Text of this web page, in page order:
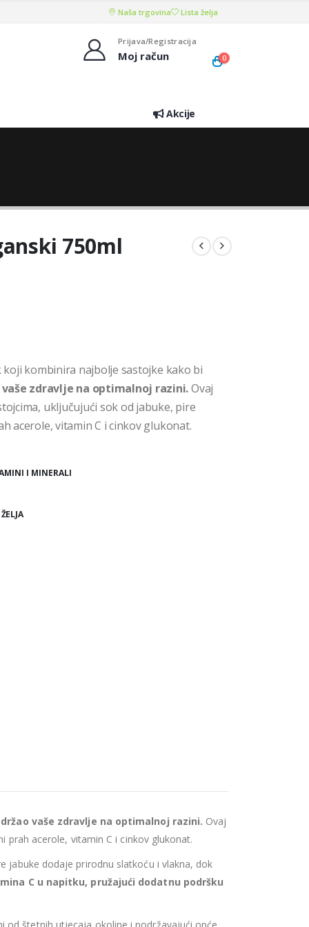
Naša trgovina Lista želja
Prijava/Registracija
Moj račun 0
Akcije
750ml
kombinira najbolje sastojke kako bi
zdravlje na optimalnoj razini.Ovaj
uključujući sok od jabuke, pire
acerole, vitamin C i cinkov glukonat.
I MINERALI
vaše zdravlje na optimalnoj razini. Ovaj
acerole, vitamin C i cinkov glukonat.
jabuke dodaje prirodnu slatkoću i vlakna, dok
C u napitku, pružajući dodatnu podršku
od štetnih utjecaja okoline i podržavajući opće